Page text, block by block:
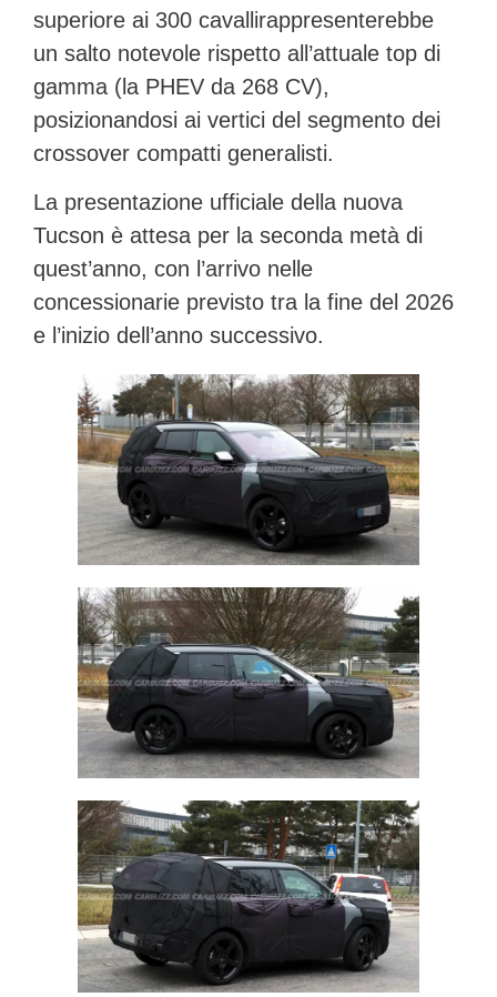
superiore ai 300 cavallirappresenterebbe
un salto notevole rispetto all’attuale top di
gamma (la PHEV da 268 CV),
posizionandosi ai vertici del segmento dei
crossover compatti generalisti.
La presentazione ufficiale della nuova
Tucson è attesa per la seconda metà di
quest’anno, con l’arrivo nelle
concessionarie previsto tra la fine del 2026
e l’inizio dell’anno successivo.